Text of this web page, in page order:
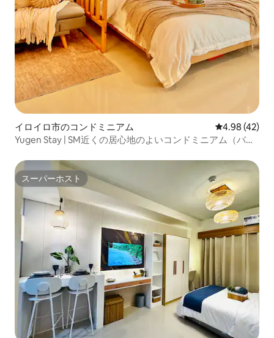
イロイロ市のコンドミニアム レビュー42
4.98 (42)
Yugen Stay | SM近くの居心地のよいコンドミニアム（バル
スーパーホスト
スーパーホスト